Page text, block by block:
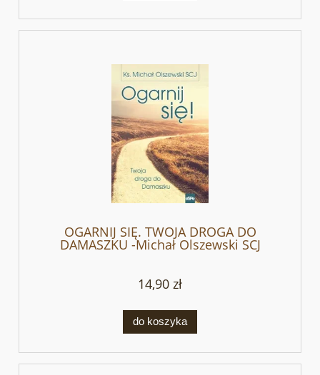
OGARNIJ SIĘ. TWOJA DROGA DO
DAMASZKU -Michał Olszewski SCJ
14,90 zł
do koszyka